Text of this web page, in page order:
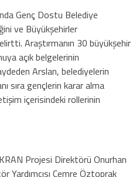
Genç Dostu Belediye
ve Büyükşehirler
Araştırmanın 30 büyükşehir
açık belgelerinin
Arslan, belediyelerin
sıra gençlerin karar alma
içerisindeki rollerinin
Projesi Direktörü Onurhan
Yardımcısı Cemre Öztoprak